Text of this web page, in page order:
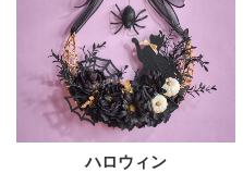
ハロウィン